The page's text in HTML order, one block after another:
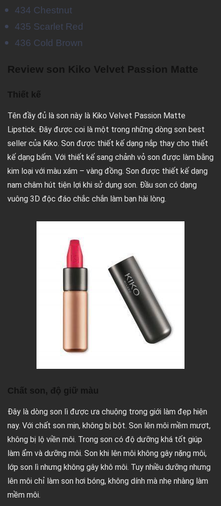
434 Chestnut
435 Scarlet Red
436 Cold Brown
Review son Kiko Velvet Passion Matte
Thiết kế
Tên đầy đủ là son này là Kiko Velvet Passion Matte
Lipstick. Đây được coi là một trong những dòng son best
seller của Kiko. Son được thiết kế dạng nắp thay cho thiết
kế dạng bấm. Với thiết kế sang chảnh vỏ son được làm bằng
kim loại với màu xám – vàng đồng. Son được thiết kế dạng
nam châm hút tiện lợi khi sử dụng son. Đầu son có dạng
vuông 3D độc đáo chắc chắn làm bạn hài lòng.
Chất son, độ giữ màu
Đây là dòng son lì được ưa chuộng trong giới làm đẹp hiện
nay. Với chất son mịn, không bị bột. Son lên môi mềm mượt,
không bị lộ viền môi. Trong son có độ dưỡng khá tốt giúp
làm ẩm và dưỡng môi. Son khi lên môi không gây nặng môi,
lớp son lì nhưng không gây khô môi. Tuy nhiều dưỡng nhưng
lên môi chỉ làm son hơi bóng, không dính mà nhẹ nhàng làm
mềm môi.